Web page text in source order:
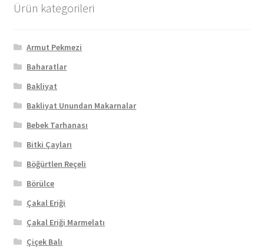
Ürün kategorileri
Armut Pekmezi
Baharatlar
Bakliyat
Bakliyat Unundan Makarnalar
Bebek Tarhanası
Bitki Çayları
Böğürtlen Reçeli
Börülce
Çakal Eriği
Çakal Eriği Marmelatı
Çiçek Balı